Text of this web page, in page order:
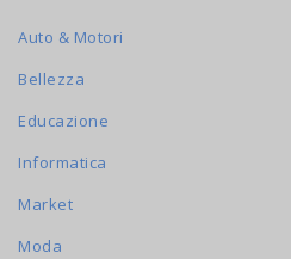
Auto & Motori
Bellezza
Educazione
Informatica
Market
Moda